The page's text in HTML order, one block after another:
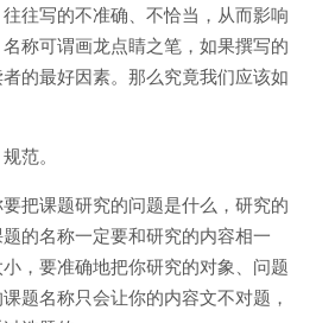
往写的不准确、不恰当，从而影响
称可谓画龙点睛之笔，如果撰写的
的最好因素。那么究竟我们应该如
范。
把课题研究的问题是什么，研究的
的名称一定要和研究的内容相一
，要准确地把你研究的对象、问题
题名称只会让你的内容文不对题，